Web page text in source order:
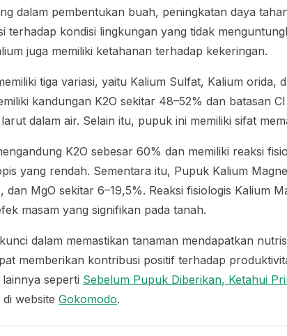
dalam pembentukan buah, peningkatan daya
terhadap kondisi lingkungan yang tidak
juga memiliki ketahanan terhadap kekeringan.
tiga variasi, yaitu Kalium Sulfat, Kalium orida,
kandungan K2O sekitar 48–52% dan batasan
dalam air. Selain itu, pupuk ini memiliki sifat
K2O sebesar 60% dan memiliki reaksi
yang rendah. Sementara itu, Pupuk Kalium
dan MgO sekitar 6–19,5%. Reaksi fisiologis Kalium
masam yang signifikan pada tanah.
dalam memastikan tanaman mendapatkan
memberikan kontribusi positif terhadap
seperti Sebelum Pupuk Diberikan, Ketahui
di websiteGokomodo.